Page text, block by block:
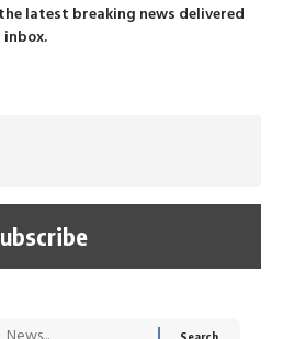
latest breaking news delivered
रोज एक कच्चे लहसुन